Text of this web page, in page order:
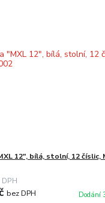
12", bílá, stolní, 12 číslic,
bez DPH Dodání